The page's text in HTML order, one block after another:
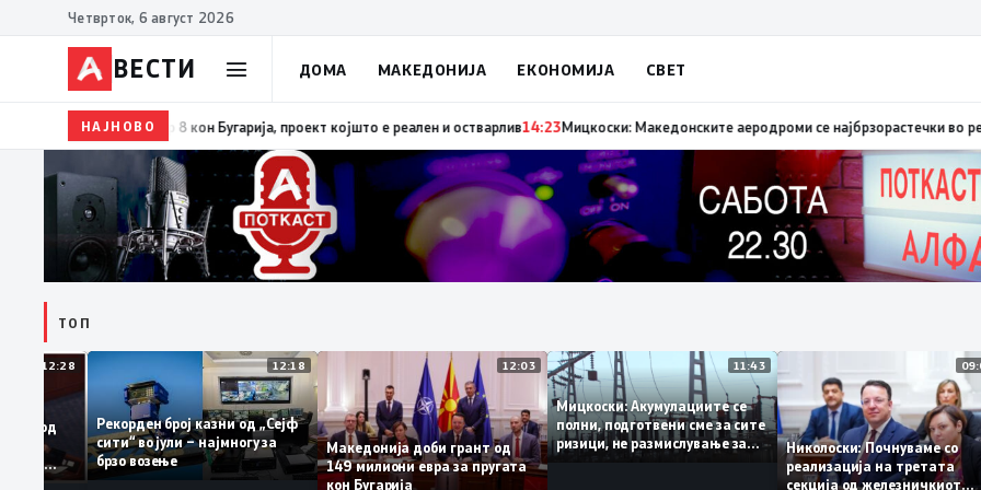
Четврток, 6 август 2026
ВЕСТИ ДОМА МАКЕДОНИЈА ЕКОНОМИЈА СВЕТ
НАЈНОВО14:24 Потпишани договорите за финансирање на третата фаза од железничкиот Коридор 8 кон Бугарија, проект којшто е
ТОП
12:28
од
во
12:18
Рекорден број казни од „Сејф
сити“ во јули – најмногу за
брзо возење
12:03
Македонија доби грант од
149 милиони евра за пругата
кон Бугарија
11:43
Мицкоски: Акумулациите се
полни, подготвени сме за сите
ризици, не размислување за
поскапување на струјата
Николоски: Почнуваме
реализација на третата
секција од железничкиот